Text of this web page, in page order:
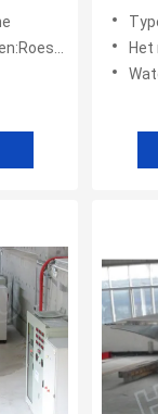
CNC
70m
Het